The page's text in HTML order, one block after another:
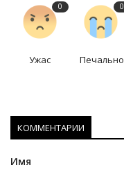
0
Ужас
0
Печально
КОММЕНТАРИИ
Имя